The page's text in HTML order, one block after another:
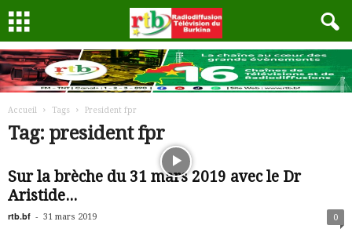
Accueil Tags President fpr
Tag: president fpr
Sur la brèche du 31 mars 2019 avec le Dr
Aristide...
rtb.bf - 31 mars 2019 0